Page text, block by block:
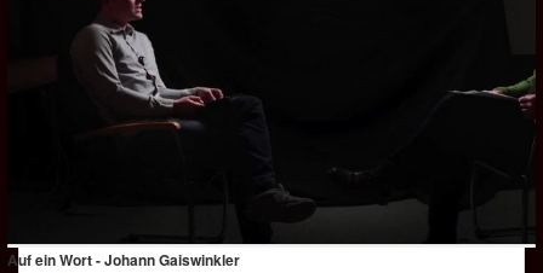
Auf ein Wort - Johann Gaiswinkler